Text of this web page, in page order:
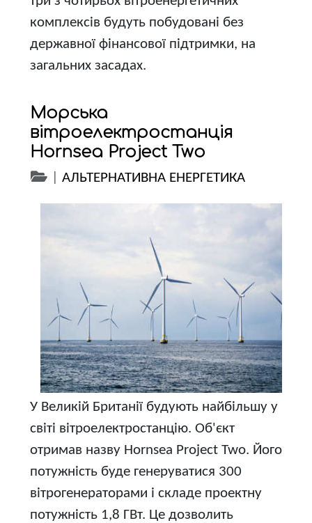
комплексів будуть побудовані без
державної фінансової підтримки, на
загальних засадах.
Морська
вітроелектростанція
Hornsea Project Two
|АЛЬТЕРНАТИВНА ЕНЕРГЕТИКА
У Великій Британії будують найбільшу у
світі вітроелектростанцію. Об'єкт
отримав назву Hornsea Project Two. Його
потужність буде генеруватися 300
вітрогенераторами і складе проектну
потужність 1,8 ГВт. Це дозволить